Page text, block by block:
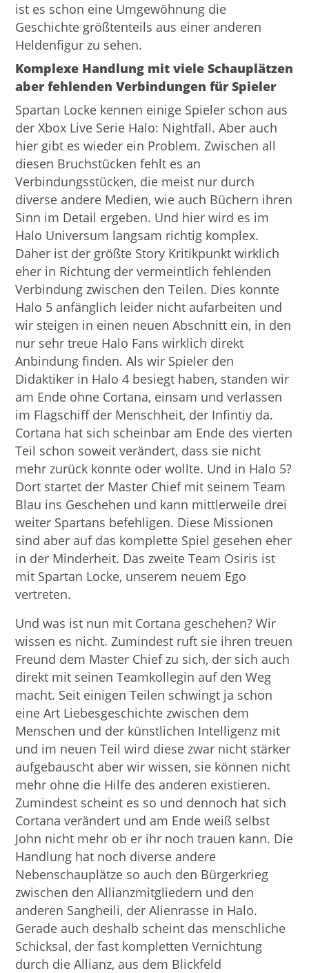
ist es schon eine Umgewöhnung die
Geschichte größtenteils aus einer anderen
Heldenfigur zu sehen.
Komplexe Handlung mit viele Schauplätzen
aber fehlenden Verbindungen für Spieler
Spartan Locke kennen einige Spieler schon aus
der Xbox Live Serie Halo: Nightfall. Aber auch
hier gibt es wieder ein Problem. Zwischen all
diesen Bruchstücken fehlt es an
Verbindungsstücken, die meist nur durch
diverse andere Medien, wie auch Büchern ihren
Sinn im Detail ergeben. Und hier wird es im
Halo Universum langsam richtig komplex.
Daher ist der größte Story Kritikpunkt wirklich
eher in Richtung der vermeintlich fehlenden
Verbindung zwischen den Teilen. Dies konnte
Halo 5 anfänglich leider nicht aufarbeiten und
wir steigen in einen neuen Abschnitt ein, in den
nur sehr treue Halo Fans wirklich direkt
Anbindung finden. Als wir Spieler den
Didaktiker in Halo 4 besiegt haben, standen wir
am Ende ohne Cortana, einsam und verlassen
im Flagschiff der Menschheit, der Infintiy da.
Cortana hat sich scheinbar am Ende des vierten
Teil schon soweit verändert, dass sie nicht
mehr zurück konnte oder wollte. Und in Halo 5?
Dort startet der Master Chief mit seinem Team
Blau ins Geschehen und kann mittlerweile drei
weiter Spartans befehligen. Diese Missionen
sind aber auf das komplette Spiel gesehen eher
in der Minderheit. Das zweite Team Osiris ist
mit Spartan Locke, unserem neuem Ego
vertreten.
Und was ist nun mit Cortana geschehen? Wir
wissen es nicht. Zumindest ruft sie ihren treuen
Freund dem Master Chief zu sich, der sich auch
direkt mit seinen Teamkollegin auf den Weg
macht. Seit einigen Teilen schwingt ja schon
eine Art Liebesgeschichte zwischen dem
Menschen und der künstlichen Intelligenz mit
und im neuen Teil wird diese zwar nicht stärker
aufgebauscht aber wir wissen, sie können nicht
mehr ohne die Hilfe des anderen existieren.
Zumindest scheint es so und dennoch hat sich
Cortana verändert und am Ende weiß selbst
John nicht mehr ob er ihr noch trauen kann. Die
Handlung hat noch diverse andere
Nebenschauplätze so auch den Bürgerkrieg
zwischen den Allianzmitgliedern und den
anderen Sangheili, der Alienrasse in Halo.
Gerade auch deshalb scheint das menschliche
Schicksal, der fast kompletten Vernichtung
durch die Allianz, aus dem Blickfeld